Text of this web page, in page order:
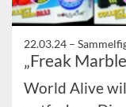
22.03.24 –
„Freak
World Alive